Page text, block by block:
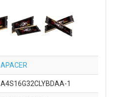
APACER
A4S16G32CLYBDAA-1